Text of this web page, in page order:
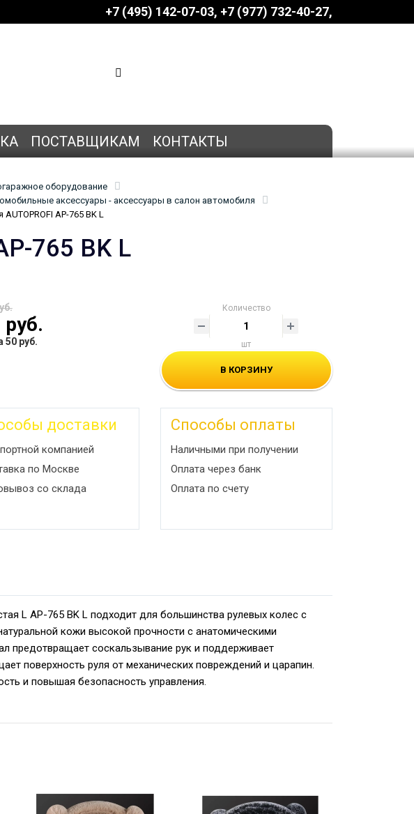
+7 (495) 142-07-03 ‎‎+7 (977) 732-40-27
ПОСТАВЩИКАМ КОНТАКТЫ
оборудование
аксессуары - аксессуары в салон автомобиля
AP-765 BK L
765 BK L
руб.
50 руб.
Количество
шт
В КОРЗИНУ
доставки
компанией
по Москве
со склада
Способы оплаты
Наличными при получении
Оплата через банк
Оплата по счету
L AP-765 BK L подходит для большинства рулевых колес с
кожи высокой прочности с анатомическими
предотвращает соскальзывание рук и поддерживает
поверхность руля от механических повреждений и царапин.
и повышая безопасность управления.